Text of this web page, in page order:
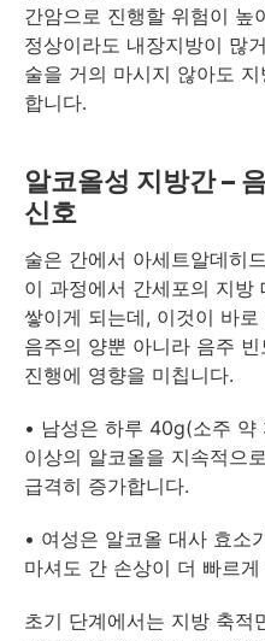
간암으로 진행할 위험이 높
정상이라도 내장지방이 많
술을 거의 마시지 않아도
합니다.
알코올성 지방간 –
신호
술은 간에서 아세트알데히
이 과정에서 간세포의 지방
쌓이게 되는데, 이것이 바
음주의 양뿐 아니라 음주
진행에 영향을 미칩니다.
• 남성은 하루 40g(소주
이상의 알코올을 지속적으
급격히 증가합니다.
• 여성은 알코올 대사 효소
마셔도 간 손상이 더 빠르
초기 단계에서는 지방 축적